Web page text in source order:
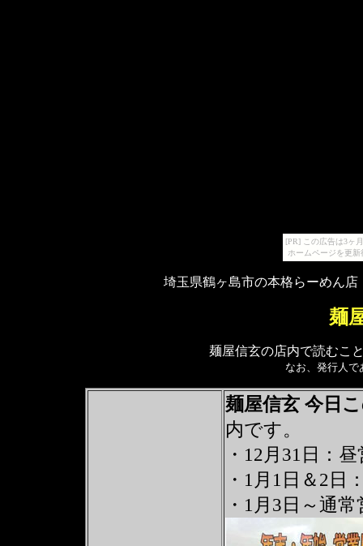
[PR] この広告は3ヶ
ホームページを更
埼玉県鶴ヶ島市の本格らーめん
麺
麺屋信玄の店内で読むこ
なお、発行人
麺屋信玄 今日
内です。
・12月31日：
・1月1日＆2日
・1月3日～通